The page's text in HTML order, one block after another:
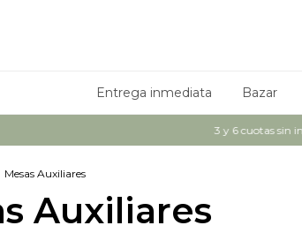
Entrega inmediata Bazar
3 y 6 cuotas sin interés
Mesas Auxiliares
Auxiliares